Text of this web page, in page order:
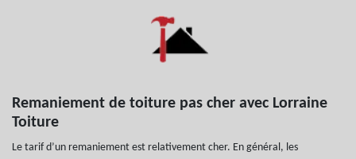
Remaniement de toiture pas cher avec Lorraine
Toiture
Le tarif d’un remaniement est relativement cher. En général, les